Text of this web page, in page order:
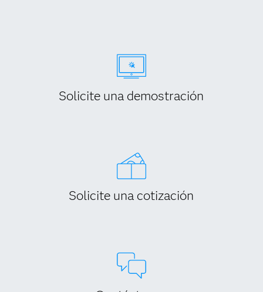
Solicite una demostración
Solicite una cotización